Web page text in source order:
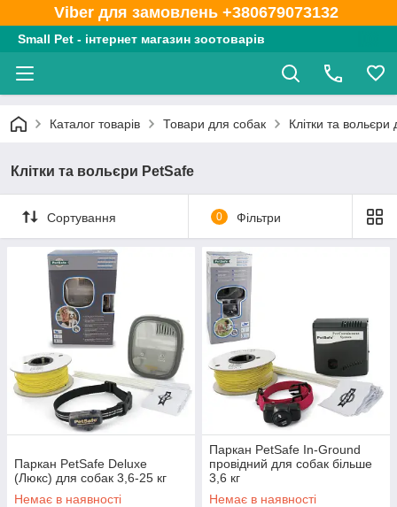
Viber для замовлень +380679073132
Small Pet - інтернет магазин зоотоварів
Каталог товарів Товари для собак Клітки та вольєри
Клітки та вольєри PetSafe
Сортування 0 Фільтри
Паркан PetSafe Deluxe
(Люкс) для собак 3,6-25 кг
Немає в наявності
Паркан PetSafe In-Ground
провідний для собак більше
3,6 кг
Немає в наявності